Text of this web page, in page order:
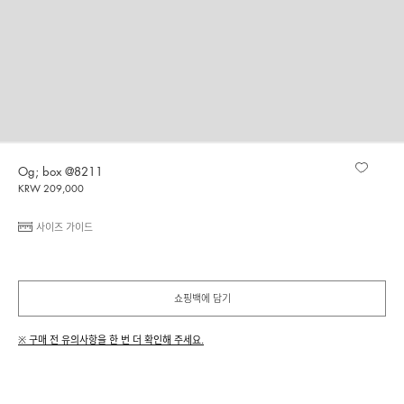
Og; box @8211
KRW 209,000
사이즈 가이드
쇼핑백에 담기
※ 구매 전 유의사항을 한 번 더 확인해 주세요.